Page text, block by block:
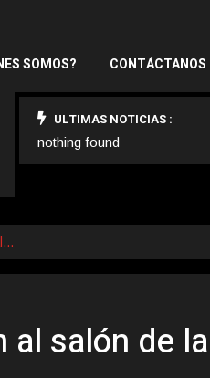
SOMOS? CONTÁCTANOS
ULTIMAS NOTICIAS :
nothing found
al salón de